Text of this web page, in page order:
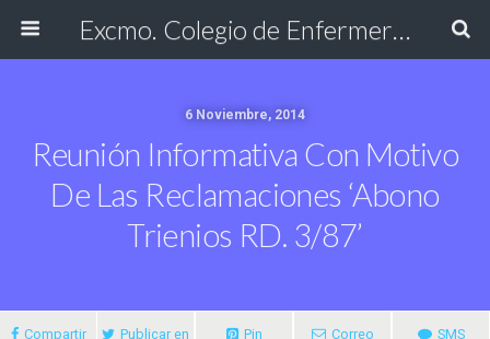
Excmo. Colegio de Enfermería de Cádiz
6 Noviembre, 2014
Reunión Informativa Con Motivo
De Las Reclamaciones ‘Abono
Trienios RD. 3/87’
Compartir
Publicar en
Pin
Correo
SMS